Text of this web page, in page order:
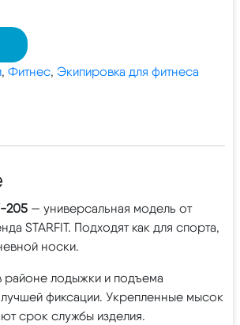
, Фитнес, Экипировка для фитнеса
205 — универсальная модель от
STARFIT. Подходят как для спорта,
носки.
районе ​лодыжки и подъема
фиксации. Укрепленные мысок
срок службы изделия.